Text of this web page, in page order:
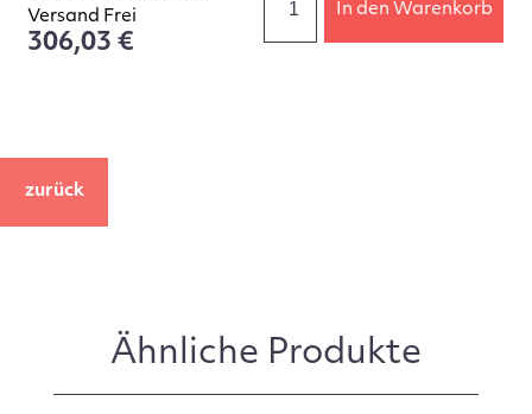
Versand Frei
306,03 €
In den Warenkorb
zurück
Ähnliche Produkte